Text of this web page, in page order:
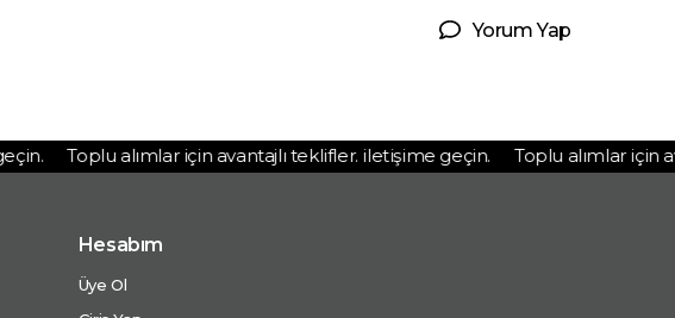
Yorum Yap
Toplu alımlar için avantajlı teklifler. iletişime geçin. Toplu alımlar için
Hesabım
Üye Ol